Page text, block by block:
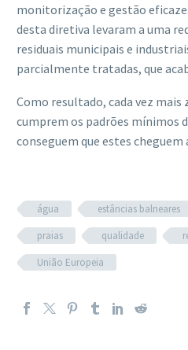
monitorização e gestão
desta diretiva levaram a uma
residuais municipais e
parcialmente tratadas, que
Como resultado, cada vez mais
cumprem os padrões mínimos
conseguem que estes
água estâncias balneares
praias
qualidade
União Europeia